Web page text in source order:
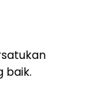
baik.